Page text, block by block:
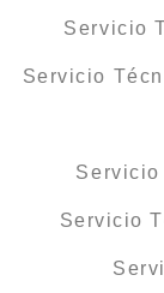
Servicio
Servicio
Servicio
Servicio